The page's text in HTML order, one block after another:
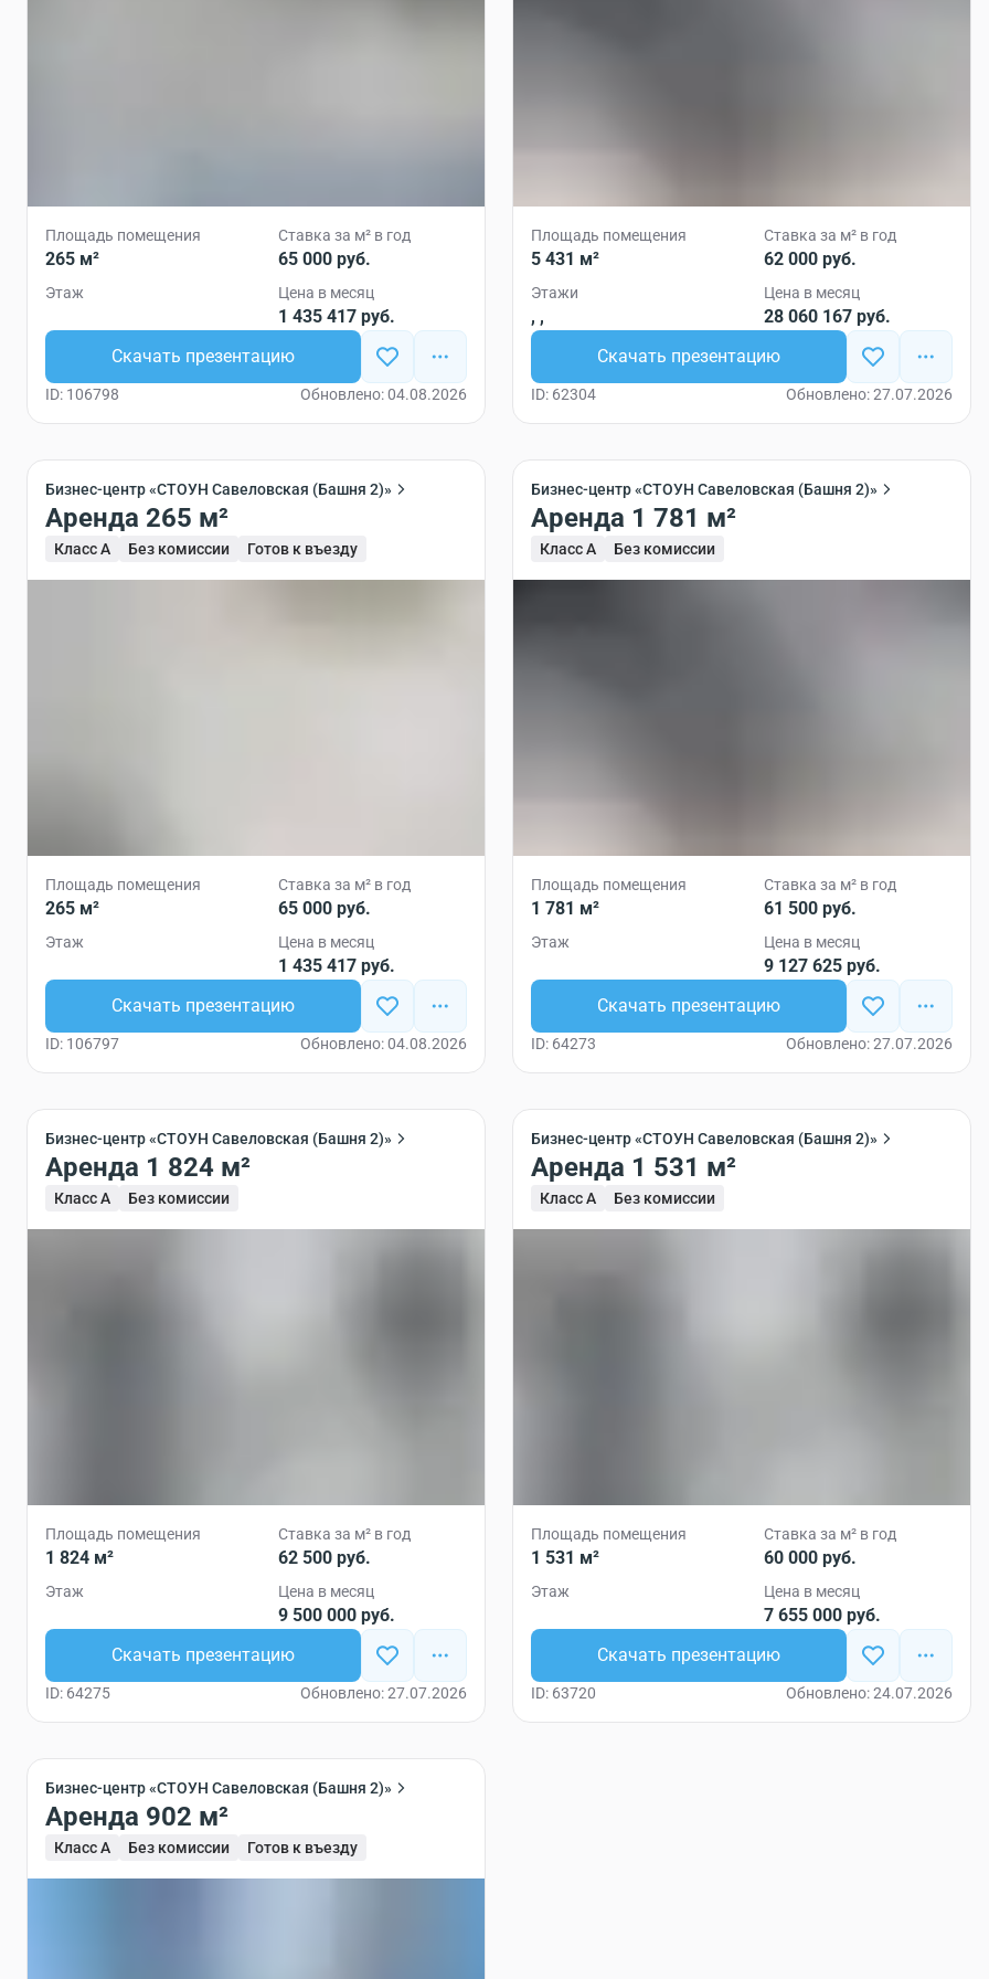
Площадь помещения
265 м²
Ставка за м² в год
65 000 руб.
Этаж Цена в месяц
1 435 417 руб.
Скачать презентацию
ID: 106798 Обновлено: 04.08.2026
Площадь помещения
5 431 м²
Ставка за м² в год
62 000 руб.
Этажи
, ,
Цена в месяц
28 060 167 руб.
Скачать презентацию
ID: 62304 Обновлено: 27.07.2026
Бизнес-центр «СТОУН Савеловская (Башня 2)»
Аренда 265 м²
Класс A Без комиссии Готов к въезду
Площадь помещения
265 м²
Ставка за м² в год
65 000 руб.
Этаж Цена в месяц
1 435 417 руб.
Скачать презентацию
ID: 106797 Обновлено: 04.08.2026
Бизнес-центр «СТОУН Савеловская (Башня 2)»
Аренда 1 781 м²
Класс A Без комиссии
Площадь помещения
1 781 м²
Ставка за м² в год
61 500 руб.
Этаж Цена в месяц
9 127 625 руб.
Скачать презентацию
ID: 64273 Обновлено: 27.07.2026
Бизнес-центр «СТОУН Савеловская (Башня 2)»
Аренда 1 824 м²
Класс A Без комиссии
Площадь помещения
1 824 м²
Ставка за м² в год
62 500 руб.
Этаж Цена в месяц
9 500 000 руб.
Скачать презентацию
ID: 64275 Обновлено: 27.07.2026
Бизнес-центр «СТОУН Савеловская (Башня 2)»
Аренда 1 531 м²
Класс A Без комиссии
Площадь помещения
1 531 м²
Ставка за м² в год
60 000 руб.
Этаж Цена в месяц
7 655 000 руб.
Скачать презентацию
ID: 63720 Обновлено: 24.07.2026
Бизнес-центр «СТОУН Савеловская (Башня 2)»
Аренда 902 м²
Класс A Без комиссии Готов к въезду